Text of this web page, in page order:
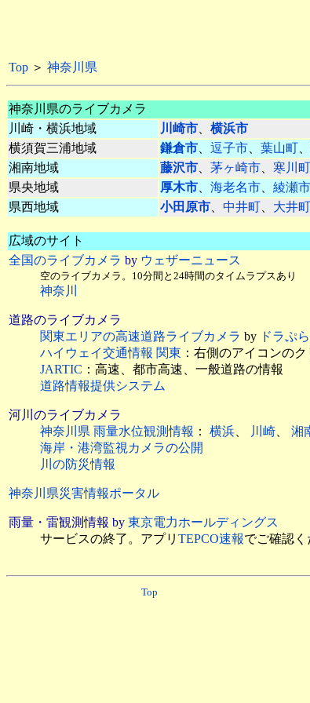
Top ＞ 神奈川県
神奈川県のライブカメラ
川崎・横浜地域
川崎市、 横浜市
横須賀三浦地域
鎌倉市、 逗子市、 葉山町、
湘南地域
藤沢市、 茅ヶ崎市、 寒川町
県央地域
厚木市、 海老名市、 綾瀬市
県西地域
小田原市、 中井町、 大井町
広域のサイト
全国のライブカメラ by ウェザーニュース
空のライブカメラ。10分間と24時間のタイムラプスあり
神奈川
道路のライブカメラ
関東エリアの高速道路ライブカメラ by ドラぷ
ハイウェイ交通情報 関東 ：右側のアイコンの
JARTIC ：高速、都市高速、一般道路の情報
道路情報提供システム
河川のライブカメラ
神奈川県 雨量水位観測情報 ： 横浜、 川崎、 湘
海岸・港湾監視カメラの公開
川の防災情報
神奈川県災害情報ポータル
雨量・雷観測情報 by 東京電力ホールディングス
サービスの終了。アプリ TEPCO速報でご確認く
Top